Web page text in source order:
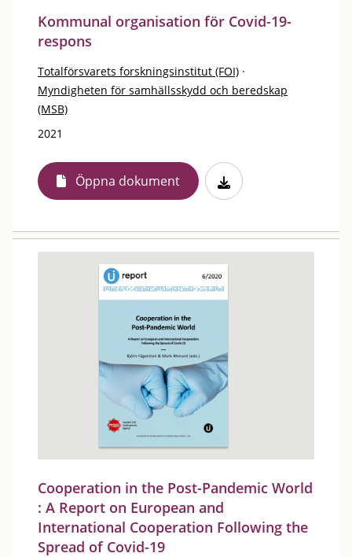
Kommunal organisation för Covid-19-
respons
Totalförsvarets forskningsinstitut (FOI) ·
Myndigheten för samhällsskydd och beredskap
(MSB)
2021
Öppna dokument
Cooperation in the Post-Pandemic World
: A Report on European and
International Cooperation Following the
Spread of Covid-19